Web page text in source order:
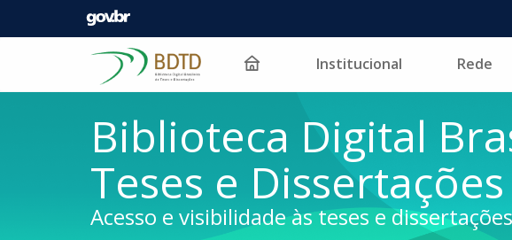
Pular para o conteúdo Institucional Rede
Biblioteca Digital
Teses e Dissertações
Acesso e visibilidade às teses e